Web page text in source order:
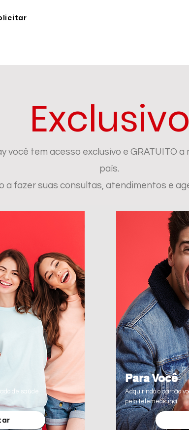
Exclusivo
você tem acesso exclusivo e GRATUITO
país.
a fazer suas consultas, atendimentos e
de saúde
Para Você
Adquirindo o cartão
pelo telemedicina.